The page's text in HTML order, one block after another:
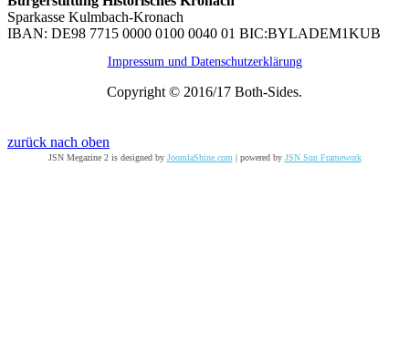
Sparkasse Kulmbach-Kronach
IBAN: DE98 7715 0000 0100 0040 01 BIC:BYLADEM1KUB
Impressum und Datenschutzerklärung
Copyright © 2016/17 Both-Sides.
zurück nach oben
JSN Megazine 2 is designed by JoomlaShine.com | powered by JSN Sun Framework